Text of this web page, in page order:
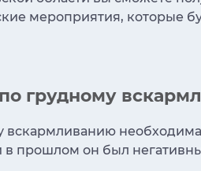
мероприятия, которые
грудному
вскармливанию
прошлом он был